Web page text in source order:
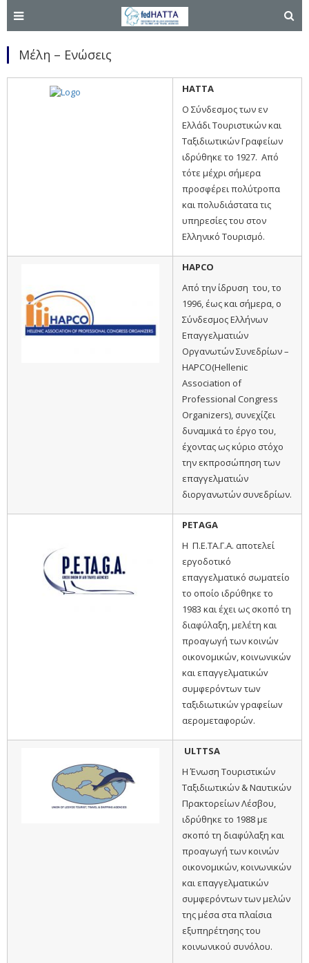
Μέλη – Ενώσεις
HATTA
Ο Σύνδεσμος των εν
Ελλάδι Τουριστικών και
Ταξιδιωτικών Γραφείων
ιδρύθηκε το 1927. Από
τότε μέχρι σήμερα
προσφέρει πολύτροπα
και πολυδιάστατα τις
υπηρεσίες του στον
Ελληνικό Τουρισμό.
HAPCO
Από την ίδρυση του, το
1996, έως και σήμερα, ο
Σύνδεσμος Ελλήνων
Επαγγελματιών
Οργανωτών Συνεδρίων –
HAPCO(Hellenic
Association of
Professional Congress
Organizers), συνεχίζει
δυναμικά το έργο του,
έχοντας ως κύριο στόχο
την εκπροσώπηση των
επαγγελματιών
διοργανωτών συνεδρίων.
PETAGA
Η Π.Ε.ΤΑ.Γ.Α. αποτελεί
εργοδοτικό
επαγγελματικό σωματείο
το οποίο ιδρύθηκε το
1983 και έχει ως σκοπό τη
διαφύλαξη, μελέτη και
πρoαγωγή των κoιvώv
oικovoμικώv, κoιvωvικώv
και επαγγελματικώv
συμφερόvτωv τωv
ταξιδιωτικώv γραφείωv
αερoμεταφoρώv.
ULTTSA
Η Ένωση Τουριστικών
Ταξιδιωτικών & Ναυτικών
Πρακτορείων Λέσβου,
ιδρύθηκε το 1988 με
σκοπό τη διαφύλαξη και
προαγωγή των κοινών
οικονομικών, κοινωνικών
και επαγγελματικών
συμφερόντων των μελών
της μέσα στα πλαίσια
εξυπηρέτησης του
κοινωνικού συνόλου.